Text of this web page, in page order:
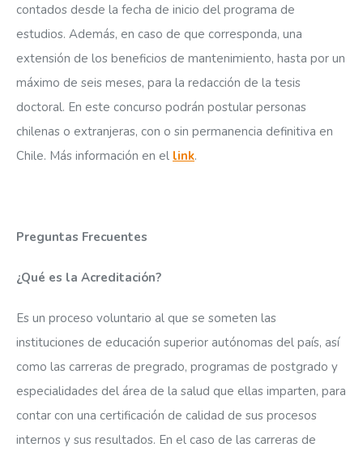
contados desde la fecha de inicio del programa de
estudios. Además, en caso de que corresponda, una
extensión de los beneficios de mantenimiento, hasta por un
máximo de seis meses, para la redacción de la tesis
doctoral. En este concurso podrán postular personas
chilenas o extranjeras, con o sin permanencia definitiva en
Chile. Más información en el link.
Preguntas Frecuentes
¿Qué es la Acreditación?
Es un proceso voluntario al que se someten las
instituciones de educación superior autónomas del país, así
como las carreras de pregrado, programas de postgrado y
especialidades del área de la salud que ellas imparten, para
contar con una certificación de calidad de sus procesos
internos y sus resultados. En el caso de las carreras de